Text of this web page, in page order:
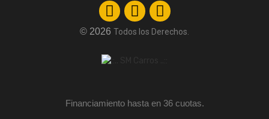
© 2026 Todos los Derechos.
Financiamiento hasta en 36 cuotas.